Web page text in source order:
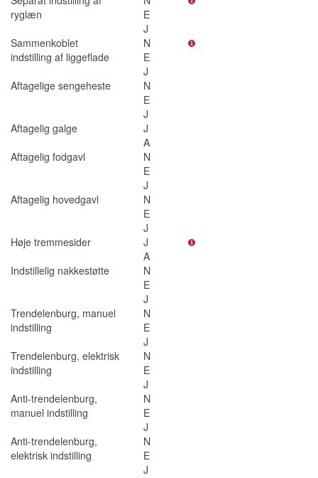
ryglæn
E
J
Sammenkoblet
indstilling af liggeflade
N
E
J
Aftagelige sengeheste
N
E
J
Aftagelig galge
J
A
Aftagelig fodgavl
N
E
J
Aftagelig hovedgavl
N
E
J
Høje tremmesider
J
A
Indstillelig nakkestøtte
N
E
J
Trendelenburg, manuel
indstilling
N
E
J
Trendelenburg, elektrisk
indstilling
N
E
J
Anti-trendelenburg,
manuel indstilling
N
E
J
Anti-trendelenburg,
elektrisk indstilling
N
E
J